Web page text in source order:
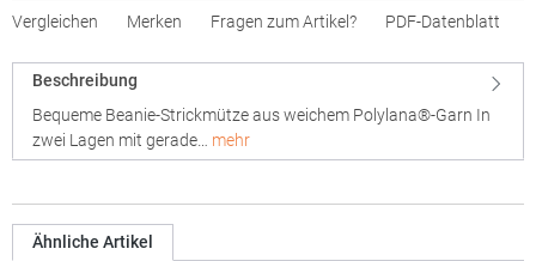
Vergleichen Merken Fragen zum Artikel? PDF-Datenblatt
Beschreibung
Bequeme Beanie-Strickmütze aus weichem Polylana®-Garn In
zwei Lagen mit gerade… mehr
Ähnliche Artikel